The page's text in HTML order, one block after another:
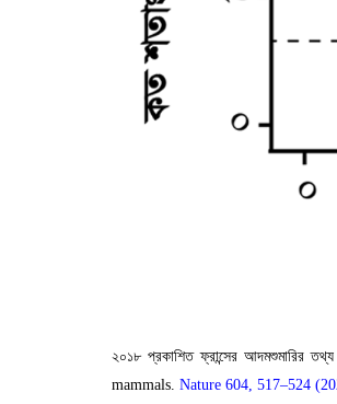
২০১৮ প্রকাশিত ফ্রান্সের আদমশুমারির
mammals. Nature 604, 517–524